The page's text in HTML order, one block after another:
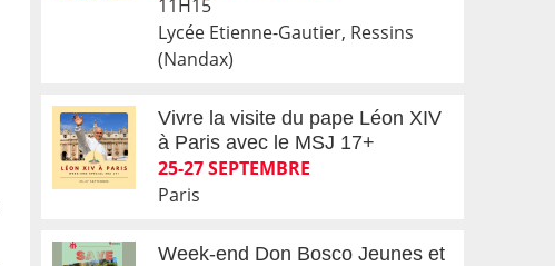
11H15
Lycée Etienne-Gautier, Ressins
(Nandax)
Vivre la visite du pape Léon XIV
à Paris avec le MSJ 17+
25-27 SEPTEMBRE
Paris
Week-end Don Bosco Jeunes et